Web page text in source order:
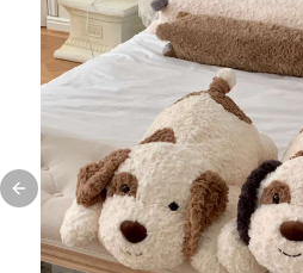
Previous slide